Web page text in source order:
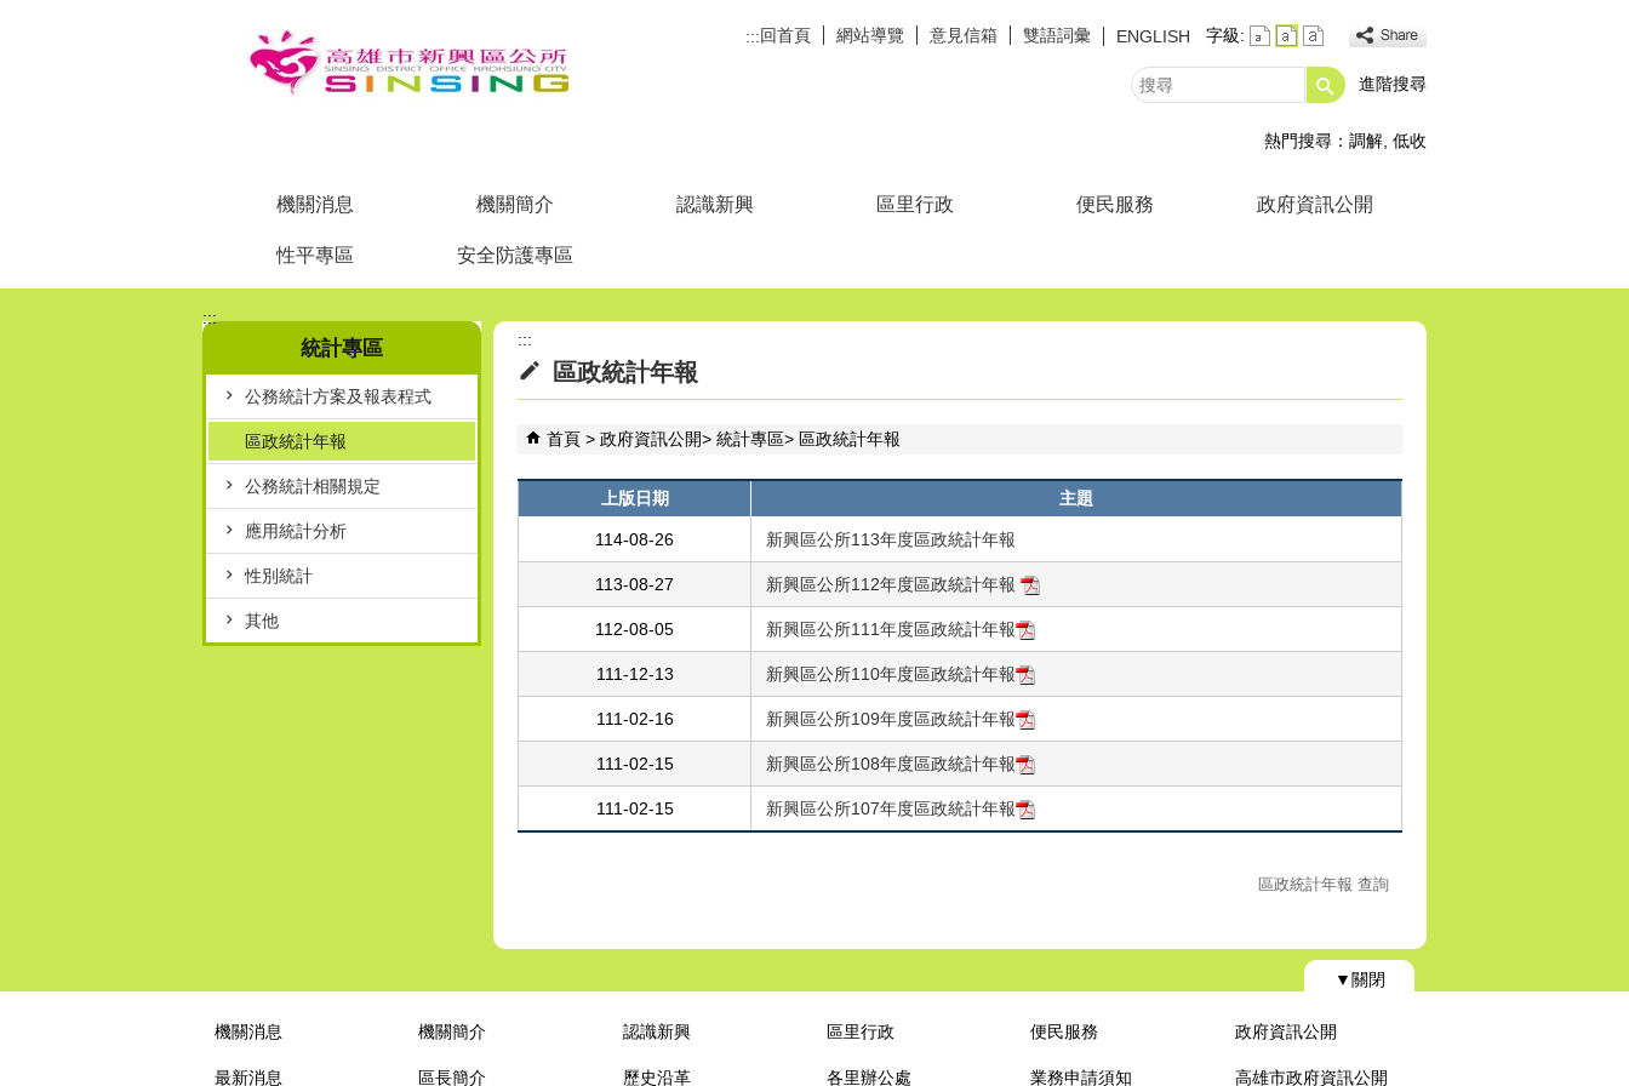
:::回首頁 網站導覽 意見信箱 雙語詞彙 ENGLISH 字級:
搜
進階搜尋
熱門搜尋： 調解 低收
機關消息 機關簡介 認識新興 區里行政 便民服務 政府資訊公開
性平專區 安全防護專區
:::
統計專區
公務統計方案及報表程式
區政統計年報
公務統計相關規定
應用統計分析
性別統計
其他
:::
區政統計年報
首頁 政府資訊公開 統計專區 區政統計年報
上版日期 主題
114-08-26 新興區公所113年度區政統計年報
113-08-27 新興區公所112年度區政統計年報
112-08-05 新興區公所111年度區政統計年報
111-12-13 新興區公所110年度區政統計年報
111-02-16 新興區公所109年度區政統計年報
111-02-15 新興區公所108年度區政統計年報
111-02-15 新興區公所107年度區政統計年報
區政統計年報 查詢
▼關閉
機關消息
最新消息
機關簡介
區長簡介
認識新興
歷史沿革
區里行政
各里辦公處
便民服務
業務申請須知
政府資訊公開
高雄市政府資訊公開